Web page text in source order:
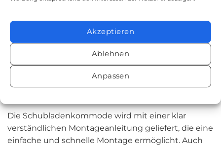
Akzeptieren
Ablehnen
Anpassen
Flur oder Büro – sie bietet eine praktische und
stilvolle Aufbewahrungslösung. Die Oberseite der
Kommode bietet zusätzlichen Platz zur
Präsentation von Dekorationsobjekten, Fotos oder
Pflanzen.
Die Schubladenkommode wird mit einer klar
verständlichen Montageanleitung geliefert, die eine
einfache und schnelle Montage ermöglicht. Auch